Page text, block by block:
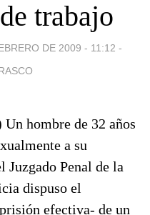
trabajo
DE 2009 - 11:12 -
Un hombre de 32 años
a su
Juzgado Penal de la
dispuso el
efectiva- de un